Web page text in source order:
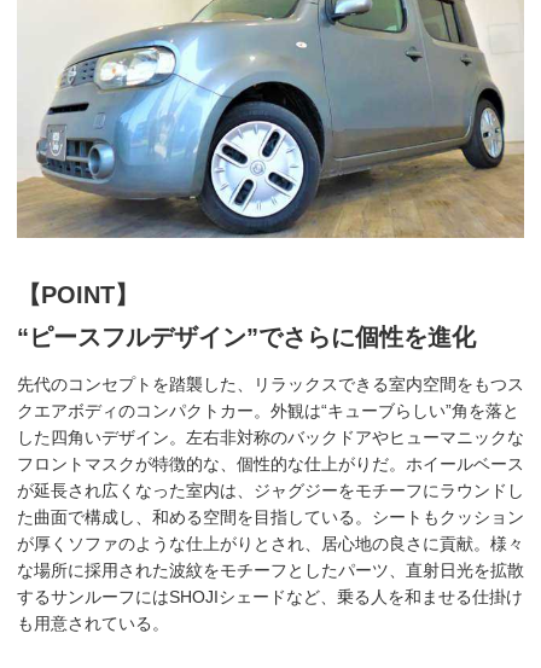
【POINT】
“ピースフルデザイン”でさらに個性を進化
先代のコンセプトを踏襲した、リラックスできる室内空間をもつス
クエアボディのコンパクトカー。外観は“キューブらしい”角を落と
した四角いデザイン。左右非対称のバックドアやヒューマニックな
フロントマスクが特徴的な、個性的な仕上がりだ。ホイールベース
が延長され広くなった室内は、ジャグジーをモチーフにラウンドし
た曲面で構成し、和める空間を目指している。シートもクッション
が厚くソファのような仕上がりとされ、居心地の良さに貢献。様々
な場所に採用された波紋をモチーフとしたパーツ、直射日光を拡散
するサンルーフにはSHOJIシェードなど、乗る人を和ませる仕掛け
も用意されている。